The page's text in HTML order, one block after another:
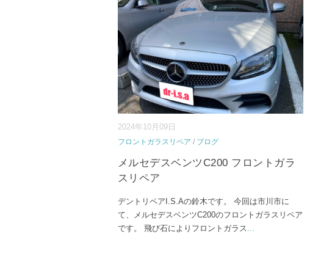
2024年10月09日
フロントガラスリペア / ブログ
メルセデスベンツC200 フロントガラ
スリペア
デントリペアI.S.Aの鈴木です。 今回は市川市に
て、メルセデスベンツC200のフロントガラスリペア
です。 飛び石によりフロントガラス...